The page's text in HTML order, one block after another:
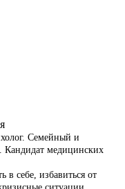
Семейный и
Кандидат медицинских
в себе, избавиться от